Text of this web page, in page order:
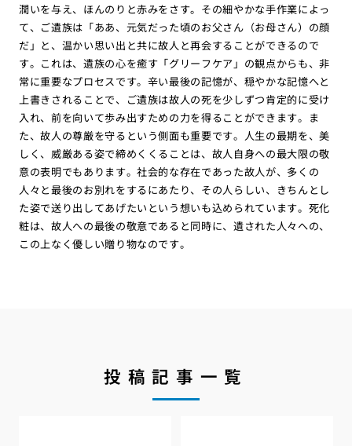
潤いを与え、ほんのりと赤みをさす。その細やかな手作業によっ
て、ご遺族は「ああ、元気だった頃のお父さん（お母さん）の顔
だ」と、温かい思い出と共に故人と再会することができるので
す。これは、遺族の心を癒す「グリーフケア」の観点からも、非
常に重要なプロセスです。辛い最後の記憶が、穏やかな記憶へと
上書きされることで、ご遺族は故人の死を少しずつ肯定的に受け
入れ、前を向いて歩み出すための力を得ることができます。ま
た、故人の尊厳を守るという側面も重要です。人生の最期を、美
しく、威厳ある姿で締めくくることは、故人自身への最大限の敬
意の表明でもあります。社会的な存在であった故人が、多くの
人々と最後のお別れをするにあたり、その人らしい、きちんとし
た姿で送り出してあげたいという想いも込められています。死化
粧は、故人への最後の敬意であると同時に、遺された人々への、
この上なく優しい贈り物なのです。
投稿記事一覧